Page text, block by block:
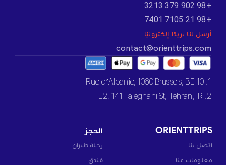
+98 902 379 3213
+98 21 7105 7401
أرسل لنا بريدًا إلكترونيًا
contact@orienttrips.com
1. 10 Rue d’Albanie, 1060 Brussels, BE
2. L2, 141 Taleghani St, Tehran, IR
ORIENTTRIPS
اتصل بنا
معلومات عنا
الحجز
رحلة طيران
فندق